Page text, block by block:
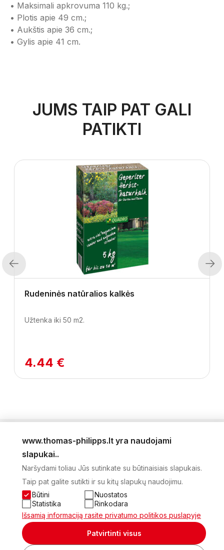
• Maksimali apkrovuma 110 kg.;
• Plotis apie 49 cm.;
• Aukštis apie 36 cm.;
• Gylis apie 41 cm.
JUMS TAIP PAT GALI
PATIKTI
Previous
Rudeninės natūralios kalkės
Užtenka iki 50 m2.
4.44 €
Next
NAUJIENLAIŠKIS
APIE MUS
KONTAKTAI
PRIVATUMO POLITIKA
SĄSKAITA
2026 Visos teisės saugomos © UAB Thomas Philips Baltex
www.thomas-philipps.lt yra naudojami
slapukai..
Naršydami toliau Jūs sutinkate su būtinaisiais slapukais.
Taip pat galite sutikti ir su kitų slapukų naudojimu.
Būtini
Nuostatos
Statistika
Rinkodara
Išsamią informaciją rasite privatumo politikos puslapyje
Patvirtinti visus